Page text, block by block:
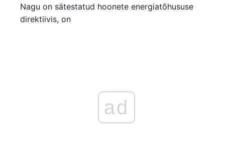
Nagu on sätestatud hoonete energiatõhususe
direktiivis, on
ad